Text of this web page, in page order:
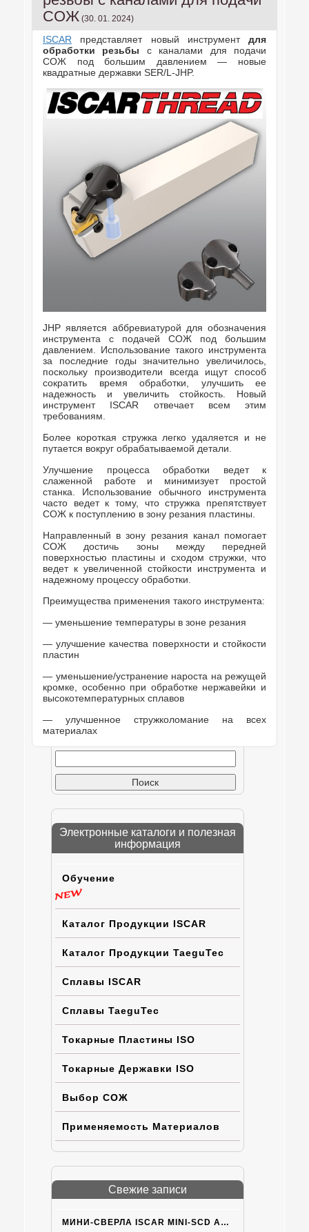
СОЖ (30. 01. 2024)
ISCAR представляет новый инструмент для
обработки резьбы с каналами для подачи
СОЖ под большим давлением — новые
квадратные державки SER/L-JHP.
JHP является аббревиатурой для обозначения
инструмента с подачей СОЖ под большим
давлением. Использование такого инструмента
за последние годы значительно увеличилось,
поскольку производители всегда ищут способ
сократить время обработки, улучшить ее
надежность и увеличить стойкость. Новый
инструмент ISCAR отвечает всем этим
требованиям.
Более короткая стружка легко удаляется и не
путается вокруг обрабатываемой детали.
Улучшение процесса обработки ведет к
слаженной работе и минимизует простой
станка. Использование обычного инструмента
часто ведет к тому, что стружка препятствует
СОЖ к поступлению в зону резания пластины.
Направленный в зону резания канал помогает
СОЖ достичь зоны между передней
поверхностью пластины и сходом стружки, что
ведет к увеличенной стойкости инструмента и
надежному процессу обработки.
Преимущества применения такого инструмента:
— уменьшение температуры в зоне резания
— улучшение качества поверхности и стойкости
пластин
— уменьшение/устранение нароста на режущей
кромке, особенно при обработке нержавейки и
высокотемпературных сплавов
— улучшенное стружколомание на всех
материалах
Найти:
Электронные каталоги и полезная
информация
Обучение
Каталог Продукции ISCAR
Каталог Продукции TaeguTec
Сплавы ISCAR
Сплавы TaeguTec
Токарные Пластины ISO
Токарные Державки ISO
Выбор СОЖ
Применяемость Материалов
Свежие записи
МИНИ-СВЕРЛА ISCAR MINI-SCD ACPN С ВНУТРЕННИМ ПОДВОДОМ СОЖ